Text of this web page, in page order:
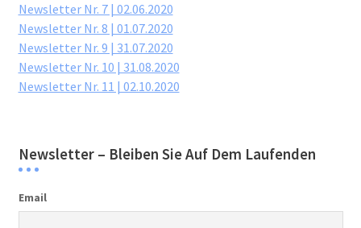
Newsletter Nr. 7 | 02.06.2020
Newsletter Nr. 8 | 01.07.2020
Newsletter Nr. 9 | 31.07.2020
Newsletter Nr. 10 | 31.08.2020
Newsletter Nr. 11 | 02.10.2020
Newsletter – Bleiben Sie Auf Dem Laufenden
Email